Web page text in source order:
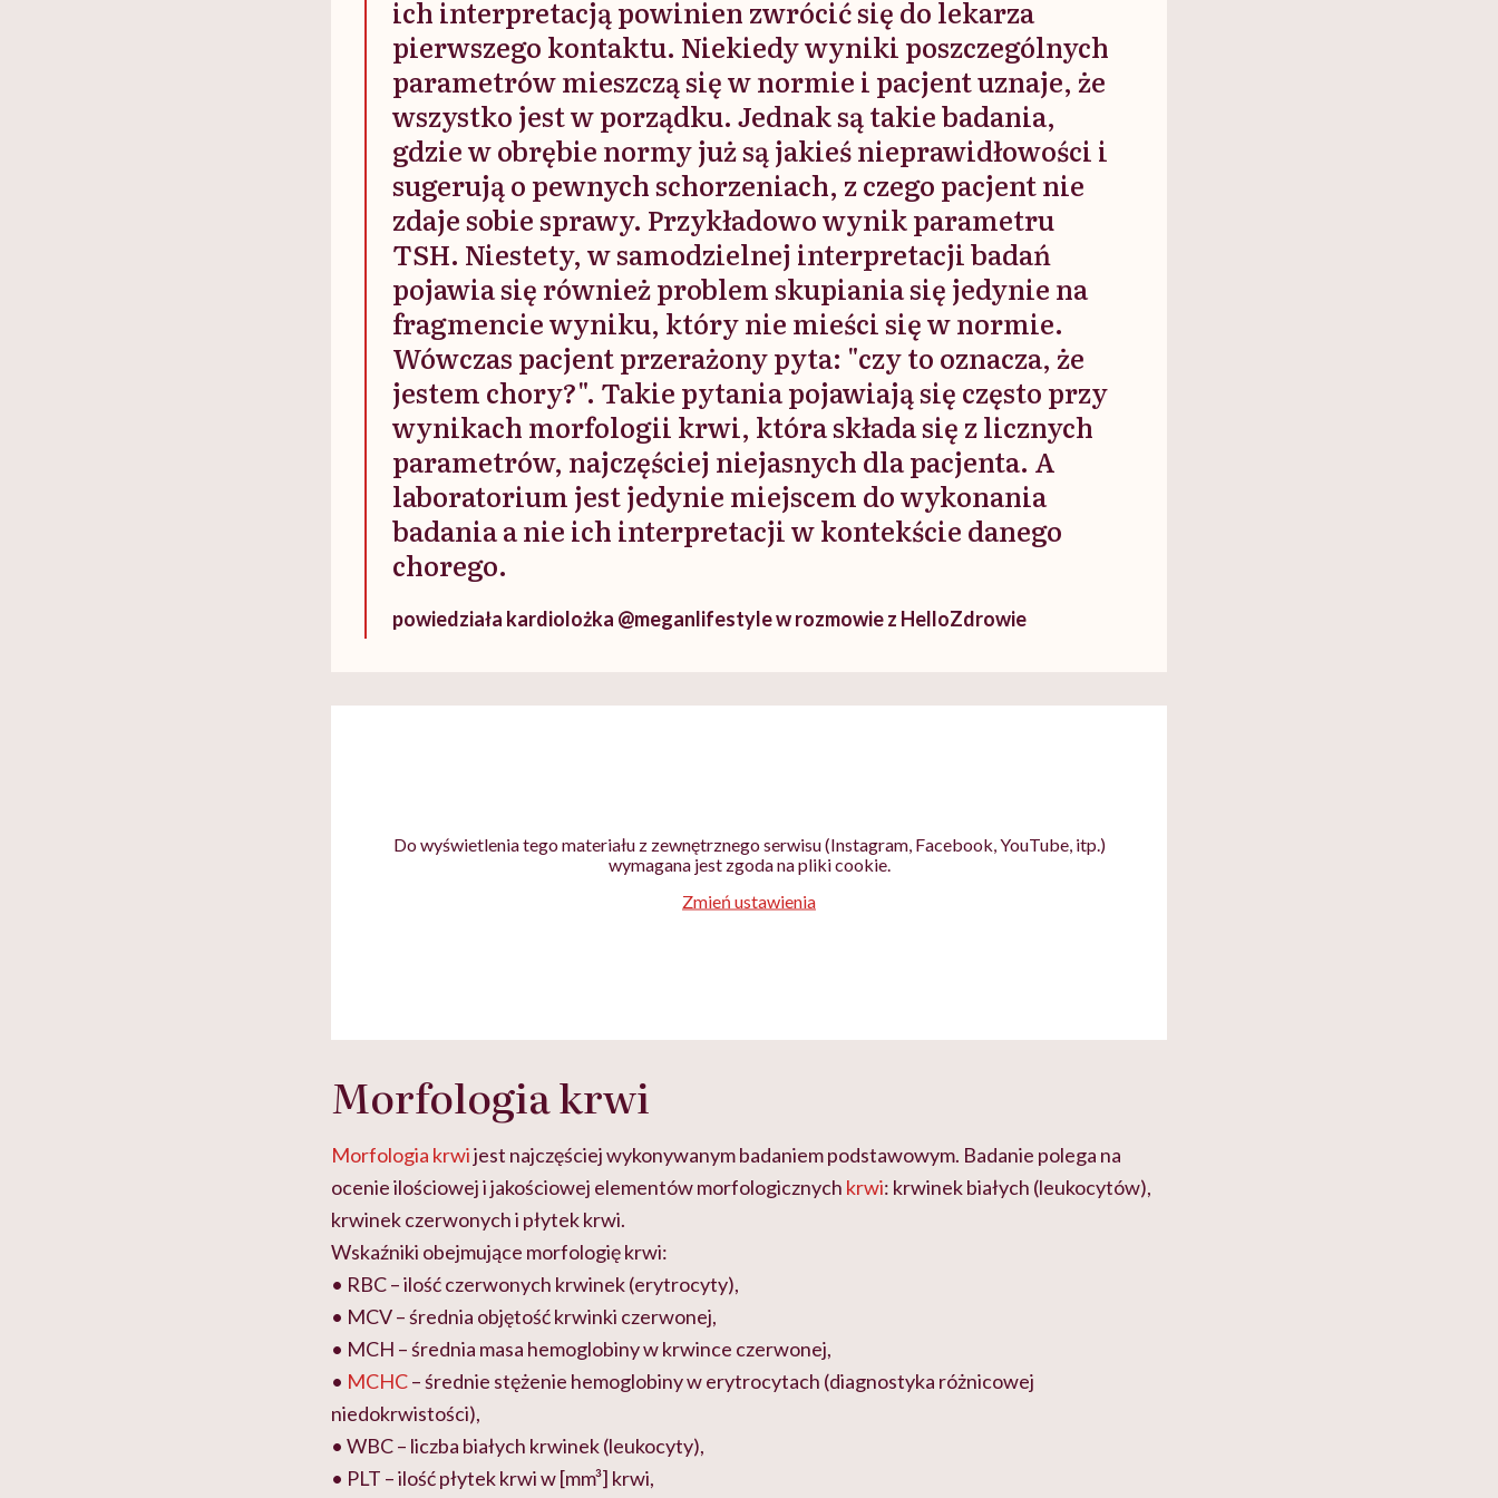
ich interpretacją powinien zwrócić się do lekarza
pierwszego kontaktu. Niekiedy wyniki poszczególnych
parametrów mieszczą się w normie i pacjent uznaje, że
wszystko jest w porządku. Jednak są takie badania,
gdzie w obrębie normy już są jakieś nieprawidłowości i
sugerują o pewnych schorzeniach, z czego pacjent nie
zdaje sobie sprawy. Przykładowo wynik parametru
TSH. Niestety, w samodzielnej interpretacji badań
pojawia się również problem skupiania się jedynie na
fragmencie wyniku, który nie mieści się w normie.
Wówczas pacjent przerażony pyta: "czy to oznacza, że
jestem chory?". Takie pytania pojawiają się często przy
wynikach morfologii krwi, która składa się z licznych
parametrów, najczęściej niejasnych dla pacjenta. A
laboratorium jest jedynie miejscem do wykonania
badania a nie ich interpretacji w kontekście danego
chorego.
powiedziała kardiolożka @meganlifestyle w rozmowie z HelloZdrowie
Do wyświetlenia tego materiału z zewnętrznego serwisu (Instagram, Facebook, YouTube, itp.)
wymagana jest zgoda na pliki cookie.
Zmień ustawienia
Morfologia krwi
Morfologia krwijest najczęściej wykonywanym badaniem podstawowym. Badanie polega na
ocenie ilościowej i jakościowej elementów morfologicznych krwi: krwinek białych (leukocytów),
krwinek czerwonych i płytek krwi.
Wskaźniki obejmujące morfologię krwi:
• RBC – ilość czerwonych krwinek (erytrocyty),
• MCV – średnia objętość krwinki czerwonej,
• MCH – średnia masa hemoglobiny w krwince czerwonej,
• MCHC– średnie stężenie hemoglobiny w erytrocytach (diagnostyka różnicowej
niedokrwistości),
• WBC – liczba białych krwinek (leukocyty),
• PLT – ilość płytek krwi w [mm³] krwi,